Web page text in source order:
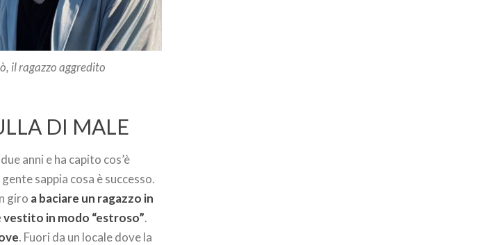
il ragazzo aggredito
DI MALE
anni e ha capito cos’è
sappia cosa è successo.
giro a baciare un ragazzo in
vestito in modo “estroso”.
. Fuori da un locale dove la